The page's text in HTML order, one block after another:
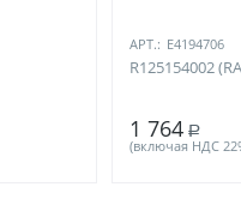
АРТ.: E4194706
R125154002
1 764 Р
(включая НДС